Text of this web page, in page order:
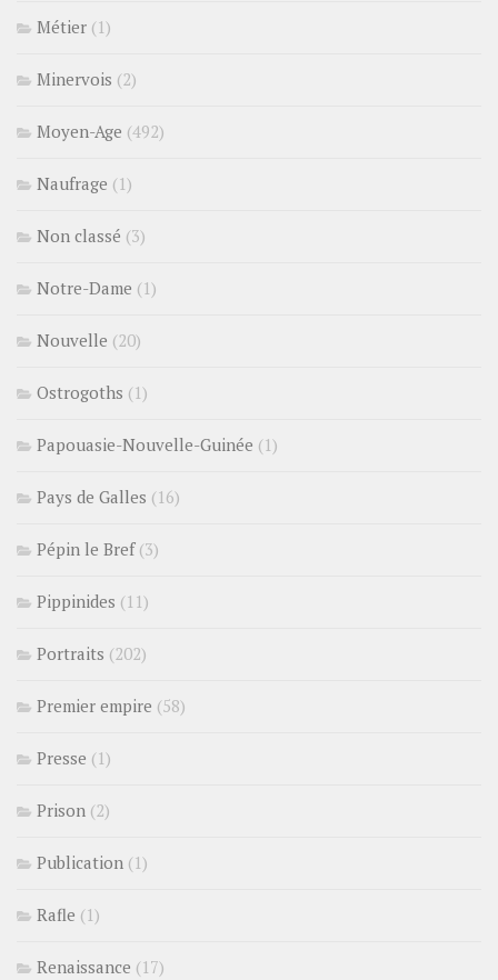
Métier (1)
Minervois (2)
Moyen-Age (492)
Naufrage (1)
Non classé (3)
Notre-Dame (1)
Nouvelle (20)
Ostrogoths (1)
Papouasie-Nouvelle-Guinée (1)
Pays de Galles (16)
Pépin le Bref(3)
Pippinides (11)
Portraits (202)
Premier empire (58)
Presse (1)
Prison (2)
Publication (1)
Rafle (1)
Renaissance (17)